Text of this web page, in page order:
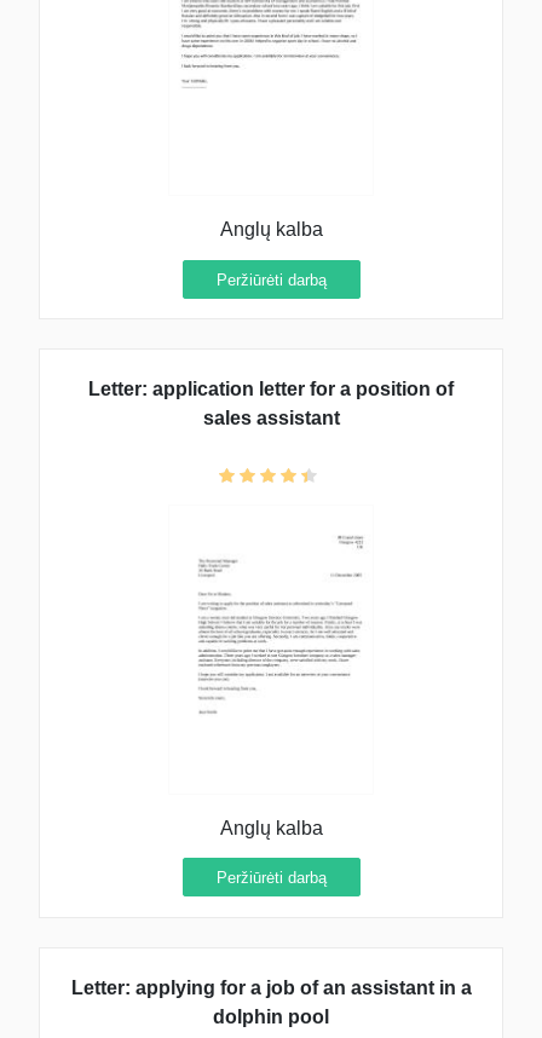
Anglų kalba
Peržiūrėti darbą
Letter: application letter for a position of
sales assistant
Anglų kalba
Peržiūrėti darbą
Letter: applying for a job of an assistant in a
dolphin pool